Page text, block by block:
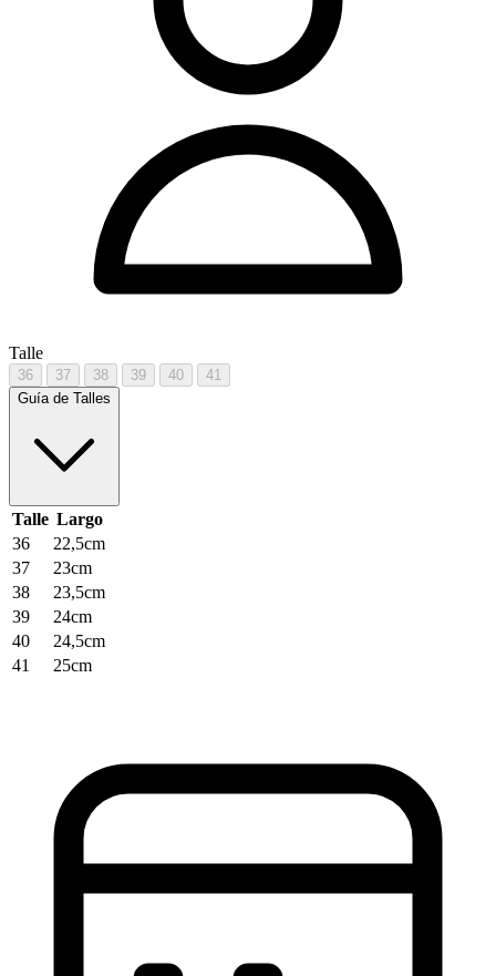
Talle
36 37 38 39 40
41
Guía de Talles
Talle Largo
36
22,5cm
37
23cm
38
23,5cm
39
24cm
40
24,5cm
41
25cm